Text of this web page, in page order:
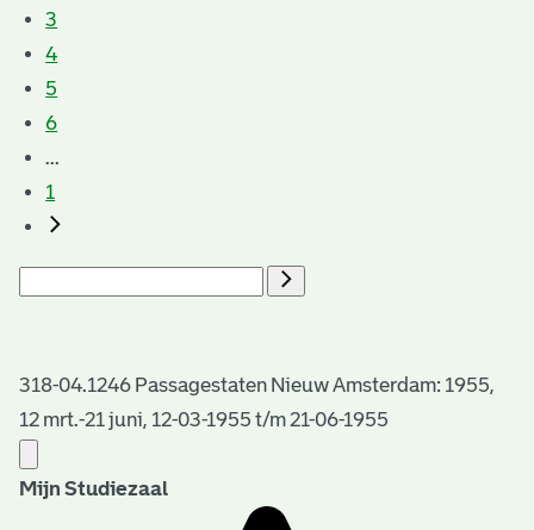
3
4
5
6
...
1
318-04.1246 Passagestaten Nieuw Amsterdam: 1955,
12 mrt.-21 juni, 12-03-1955 t/m 21-06-1955
Mijn Studiezaal